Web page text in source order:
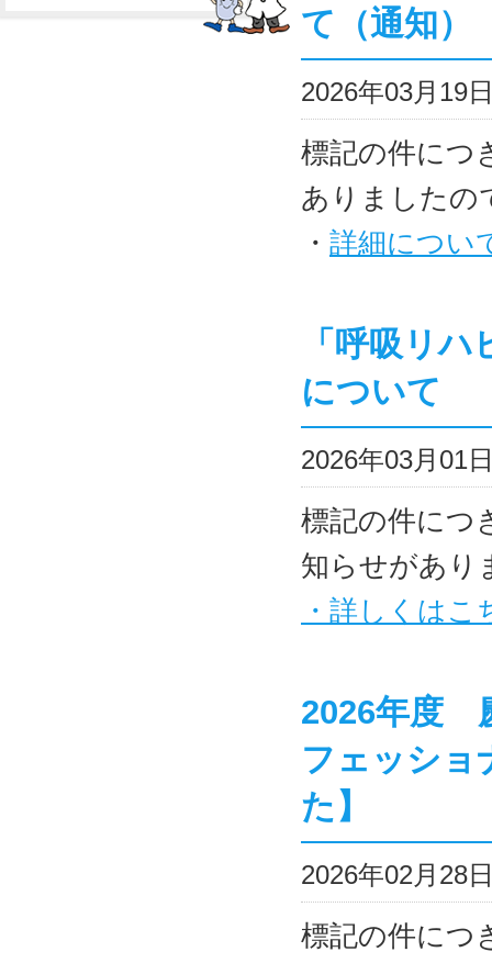
て（通知）
2026年03月19
標記の件につ
ありましたの
・ 詳細につい
「呼吸リ
について
2026年03月01
標記の件につ
知らせがあり
・詳しくは
2026年度
フェッショ
た】
2026年02月28
標記の件につ